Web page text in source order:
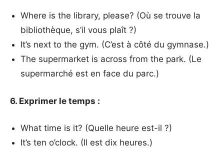
Where is the library, please? (Où se trouve la
bibliothèque, s’il vous plaît ?)
It’s next to the gym. (C’est à côté du gymnase.)
The supermarket is across from the park. (Le
supermarché est en face du parc.)
6. Exprimer le temps :
What time is it? (Quelle heure est-il ?)
It’s ten o’clock. (Il est dix heures.)